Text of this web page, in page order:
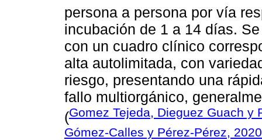
persona a persona por vía
incubación de 1 a 14 días.
con un cuadro clínico
alta autolimitada, con
riesgo, presentando una
fallo multiorgánico,
(Gomez Tejeda, Dieguez Guach y
Gómez-Calles y Pérez-Pérez, 2020